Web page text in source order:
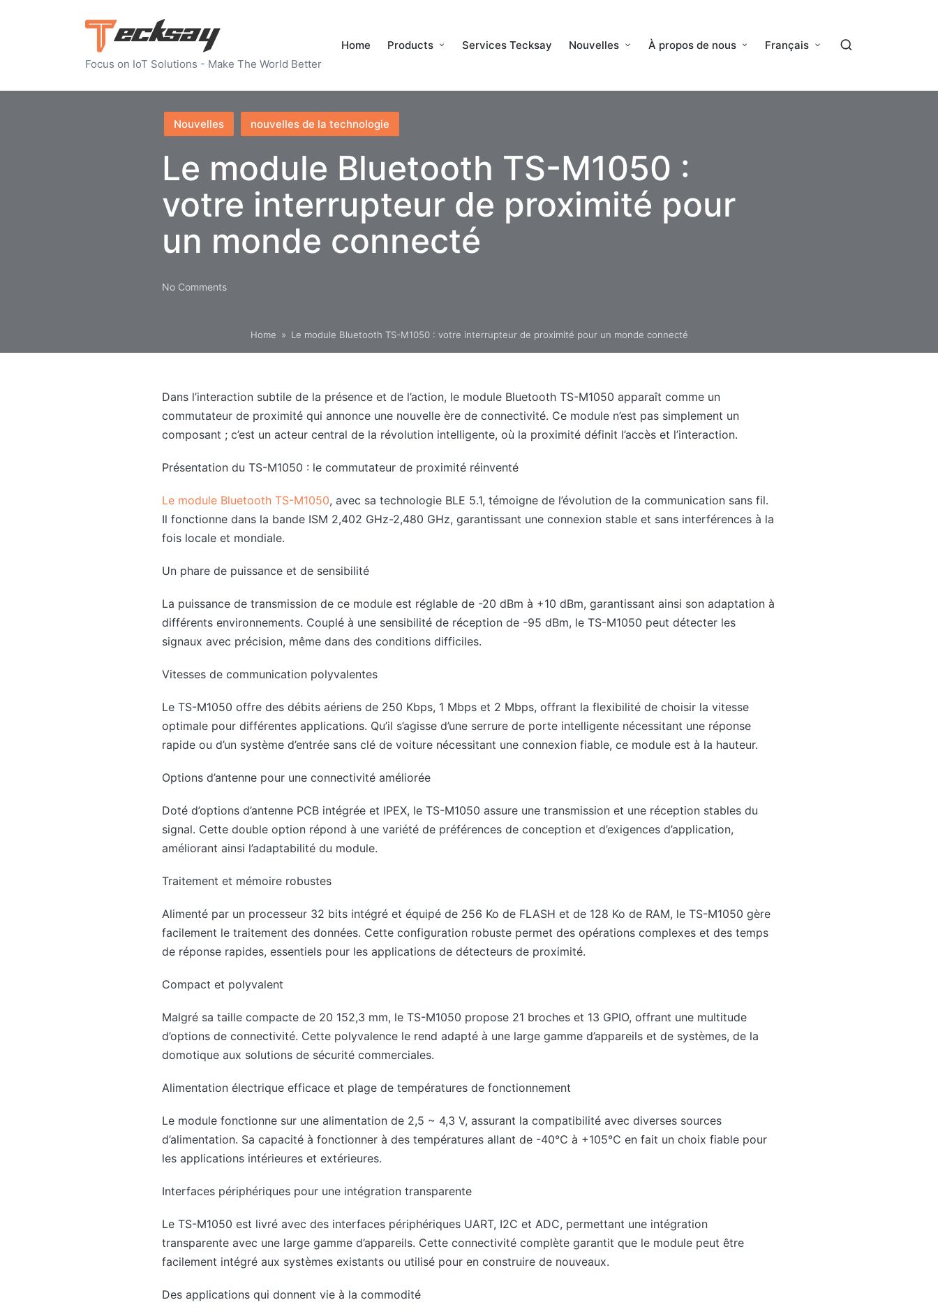
Focus on IoT Solutions - Make The World Better
Home Products Services Tecksay Nouvelles À propos de nous Français
Posted
in
Nouvelles nouvelles de la technologie
Le module Bluetooth TS-M1050 :
votre interrupteur de proximité pour
un monde connecté
No Comments
Home » Le module Bluetooth TS-M1050 : votre interrupteur de proximité pour un monde connecté
Dans l’interaction subtile de la présence et de l’action, le module Bluetooth TS-M1050 apparaît comme un
commutateur de proximité qui annonce une nouvelle ère de connectivité. Ce module n’est pas simplement un
composant ; c’est un acteur central de la révolution intelligente, où la proximité définit l’accès et l’interaction.
Présentation du TS-M1050 : le commutateur de proximité réinventé
Le module Bluetooth TS-M1050, avec sa technologie BLE 5.1, témoigne de l’évolution de la communication sans fil.
Il fonctionne dans la bande ISM 2,402 GHz-2,480 GHz, garantissant une connexion stable et sans interférences à la
fois locale et mondiale.
Un phare de puissance et de sensibilité
La puissance de transmission de ce module est réglable de -20 dBm à +10 dBm, garantissant ainsi son adaptation à
différents environnements. Couplé à une sensibilité de réception de -95 dBm, le TS-M1050 peut détecter les
signaux avec précision, même dans des conditions difficiles.
Vitesses de communication polyvalentes
Le TS-M1050 offre des débits aériens de 250 Kbps, 1 Mbps et 2 Mbps, offrant la flexibilité de choisir la vitesse
optimale pour différentes applications. Qu’il s’agisse d’une serrure de porte intelligente nécessitant une réponse
rapide ou d’un système d’entrée sans clé de voiture nécessitant une connexion fiable, ce module est à la hauteur.
Options d’antenne pour une connectivité améliorée
Doté d’options d’antenne PCB intégrée et IPEX, le TS-M1050 assure une transmission et une réception stables du
signal. Cette double option répond à une variété de préférences de conception et d’exigences d’application,
améliorant ainsi l’adaptabilité du module.
Traitement et mémoire robustes
Alimenté par un processeur 32 bits intégré et équipé de 256 Ko de FLASH et de 128 Ko de RAM, le TS-M1050 gère
facilement le traitement des données. Cette configuration robuste permet des opérations complexes et des temps
de réponse rapides, essentiels pour les applications de détecteurs de proximité.
Compact et polyvalent
Malgré sa taille compacte de 20 152,3 mm, le TS-M1050 propose 21 broches et 13 GPIO, offrant une multitude
d’options de connectivité. Cette polyvalence le rend adapté à une large gamme d’appareils et de systèmes, de la
domotique aux solutions de sécurité commerciales.
Alimentation électrique efficace et plage de températures de fonctionnement
Le module fonctionne sur une alimentation de 2,5 ~ 4,3 V, assurant la compatibilité avec diverses sources
d’alimentation. Sa capacité à fonctionner à des températures allant de -40℃ à +105℃ en fait un choix fiable pour
les applications intérieures et extérieures.
Interfaces périphériques pour une intégration transparente
Le TS-M1050 est livré avec des interfaces périphériques UART, I2C et ADC, permettant une intégration
transparente avec une large gamme d’appareils. Cette connectivité complète garantit que le module peut être
facilement intégré aux systèmes existants ou utilisé pour en construire de nouveaux.
Des applications qui donnent vie à la commodité